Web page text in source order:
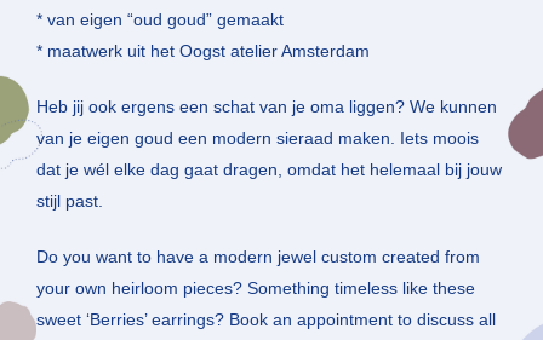
* van eigen “oud goud” gemaakt
* maatwerk uit het Oogst atelier Amsterdam
Heb jij ook ergens een schat van je oma liggen? We kunnen
van je eigen goud een modern sieraad maken. Iets moois
dat je wél elke dag gaat dragen, omdat het helemaal bij jouw
stijl past.
Do you want to have a modern jewel custom created from
your own heirloom pieces? Something timeless like these
sweet ‘Berries’ earrings? Book an appointment to discuss all